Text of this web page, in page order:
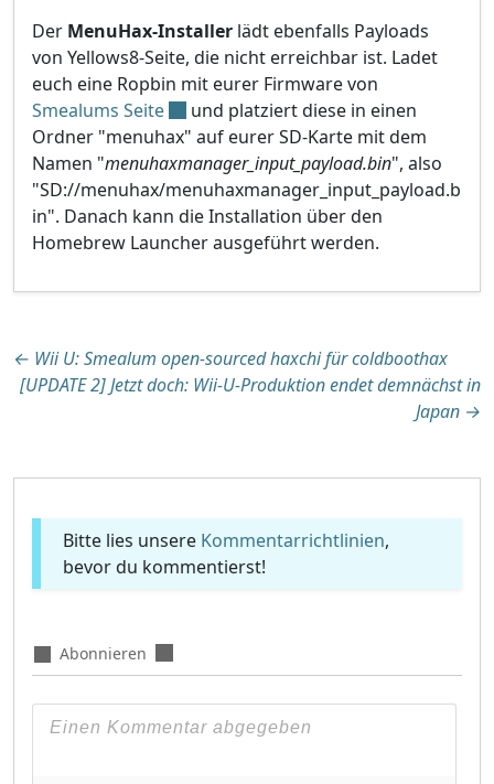
Der MenuHax-Installer lädt ebenfalls Payloads
von Yellows8-Seite, die nicht erreichbar ist. Ladet
euch eine Ropbin mit eurer Firmware von
Smealums Seite
und platziert diese in einen
Ordner "menuhax" auf eurer SD-Karte mit dem
Namen "menuhaxmanager_input_payload.bin", also
"SD://menuhax/menuhaxmanager_input_payload.b
in". Danach kann die Installation über den
Homebrew Launcher ausgeführt werden.
Beitragsnavigation
← Wii U: Smealum open-sourced haxchi für coldboothax
[UPDATE 2] Jetzt doch: Wii-U-Produktion endet demnächst in
Japan →
Bitte lies unsere Kommentarrichtlinien,
bevor du kommentierst!
Abonnieren